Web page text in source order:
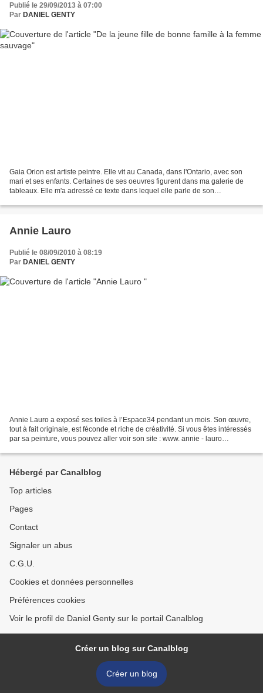
Publié le 29/09/2013 à 07:00
Par DANIEL GENTY
Gaia Orion est artiste peintre. Elle vit au Canada, dans l'Ontario, avec son
mari et ses enfants. Certaines de ses oeuvres figurent dans ma galerie de
tableaux. Elle m'a adressé ce texte dans lequel elle parle de son
Annie Lauro
Publié le 08/09/2010 à 08:19
Par DANIEL GENTY
Annie Lauro a exposé ses toiles à l’Espace34 pendant un mois. Son œuvre,
tout à fait originale, est féconde et riche de créativité. Si vous êtes intéressés
par sa peinture, vous pouvez aller voir son site : www. annie - lauro
Hébergé par Canalblog
Top articles
Pages
Contact
Signaler un abus
C.G.U.
Cookies et données personnelles
Préférences cookies
Voir le profil de Daniel Genty sur le portail Canalblog
Créer un blog sur Canalblog
Créer un blog